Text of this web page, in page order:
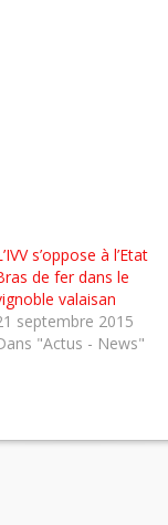
s’oppose à l’Etat
de fer dans le
valaisan
septembre 2015
"Actus - News"